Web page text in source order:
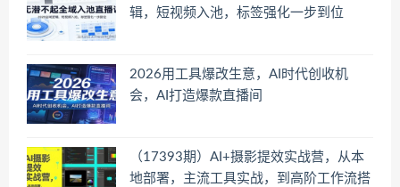
辑，短视频入池，标签强化一步到位
2026用工具爆改生意，AI时代创收机
会，AI打造爆款直播间
（17393期）AI+摄影提效实战营，从本
地部署，主流工具实战，到高阶工作流搭